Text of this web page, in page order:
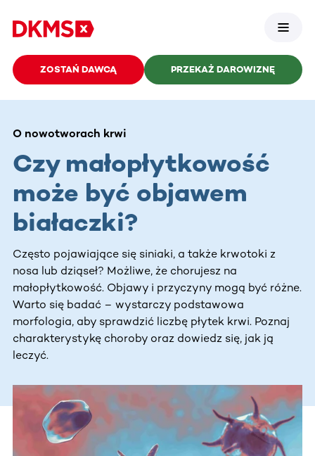
ZOSTAŃ DAWCĄ PRZEKAŻ DAROWIZNĘ
O nowotworach krwi
Czy małopłytkowość
może być objawem
białaczki?
Często pojawiające się siniaki, a także krwotoki z
nosa lub dziąseł? Możliwe, że chorujesz na
małopłytkowość. Objawy i przyczyny mogą być różne.
Warto się badać – wystarczy podstawowa
morfologia, aby sprawdzić liczbę płytek krwi. Poznaj
charakterystykę choroby oraz dowiedz się, jak ją
leczyć.